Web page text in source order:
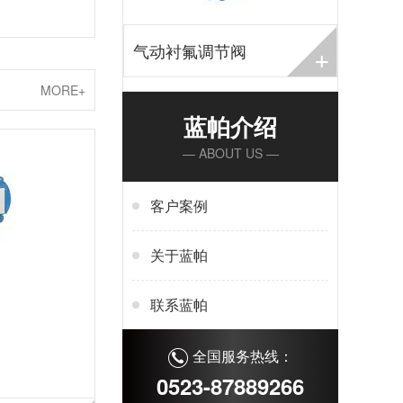
MORE+
气动衬氟调节阀 +
蓝帕介绍
— ABOUT US —
客户案例
关于蓝帕
联系蓝帕
全国服务热线：
0523-87889266